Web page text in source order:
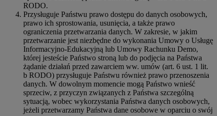
RODO.
Przysługuje Państwu prawo dostępu do danych osobowych,
prawo ich sprostowania, usunięcia, a także prawo
ograniczenia przetwarzania danych. W zakresie, w jakim
przetwarzanie jest niezbędne do wykonania Umowy o Usługę
Informacyjno-Edukacyjną lub Umowy Rachunku Demo,
której jesteście Państwo stroną lub do podjęcia na Państwa
żądanie działań przed zawarciem ww. umów (art. 6 ust. 1 lit.
b RODO) przysługuje Państwu również prawo przenoszenia
danych. W dowolnym momencie mogą Państwo wnieść
sprzeciw, z przyczyn związanych z Państwa szczególną
sytuacją, wobec wykorzystania Państwa danych osobowych,
jeżeli przetwarzamy Państwa dane osobowe w oparciu o swój